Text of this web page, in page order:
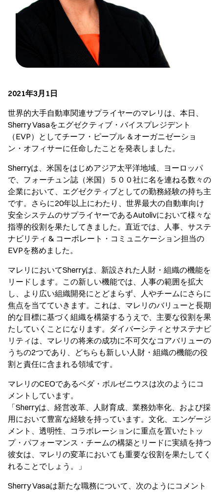
2021年3月1日
世界的大手自動車関連サプライヤーのマレリは、本日、
Sherry Vasaをエグゼクティブ・バイスプレジデント
（EVP）としてチーフ・ピープル ＆オーガニゼーショ
ン・オフィサーに任命したことを発表しました。
Sherryは、米国をはじめアジア太平洋地域、ヨーロッパ
で、フォーチュン誌（米国）５００社に名を連ねる数々の
企業において、エグゼクティブとしての勤務経験の持ち主
です。さらに20年以上にわたり、世界最大の自動車向け
安全システムのサプライヤーであるAutolivにおいて様々な
指導的役割を果たしてきました。直近では、人事、サステ
ナビリティ & コーポレート・コミュニケーション担当の
EVPを務めました。
マレリにおいてSherryは、新設された人財・組織の機能を
リードします。この新しい機能では、人事の範囲を拡大
し、より広い組織開発にとどまらず、人やチームにさらに
焦点を当てていきます。これは、マレリのバリューと長期
的な目標に基づく組織を構築するうえで、主要な役割を果
たしていくことになります。ダイバーシティとサステナビ
リティは、マレリの将来の成功に不可欠なコアバリューの
うちの2つであり、どちらも新しい人財・組織の機能の役
割と責任に含まれる領域です。
マレリのCEOであるベダ・ボルゼニウスは次のようにコ
メントしています。
「Sherryは、経営改革、人財育成、業務効率化、および採
用において豊富な経験を持っています。文化、エンゲージ
メント、透明性、コラボレーションに重点を置いたトッ
プ・パフォーマンス・チームの構築とリードに実績を持つ
彼女は、マレリの変革においても重要な役割を果たしてく
れることでしょう。」
Sherry Vasaは新たな職務について、次のようにコメント